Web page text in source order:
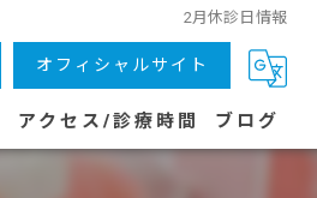
2月休診日情報
オフィシャルサイト
アクセス/診療時間 ブログ